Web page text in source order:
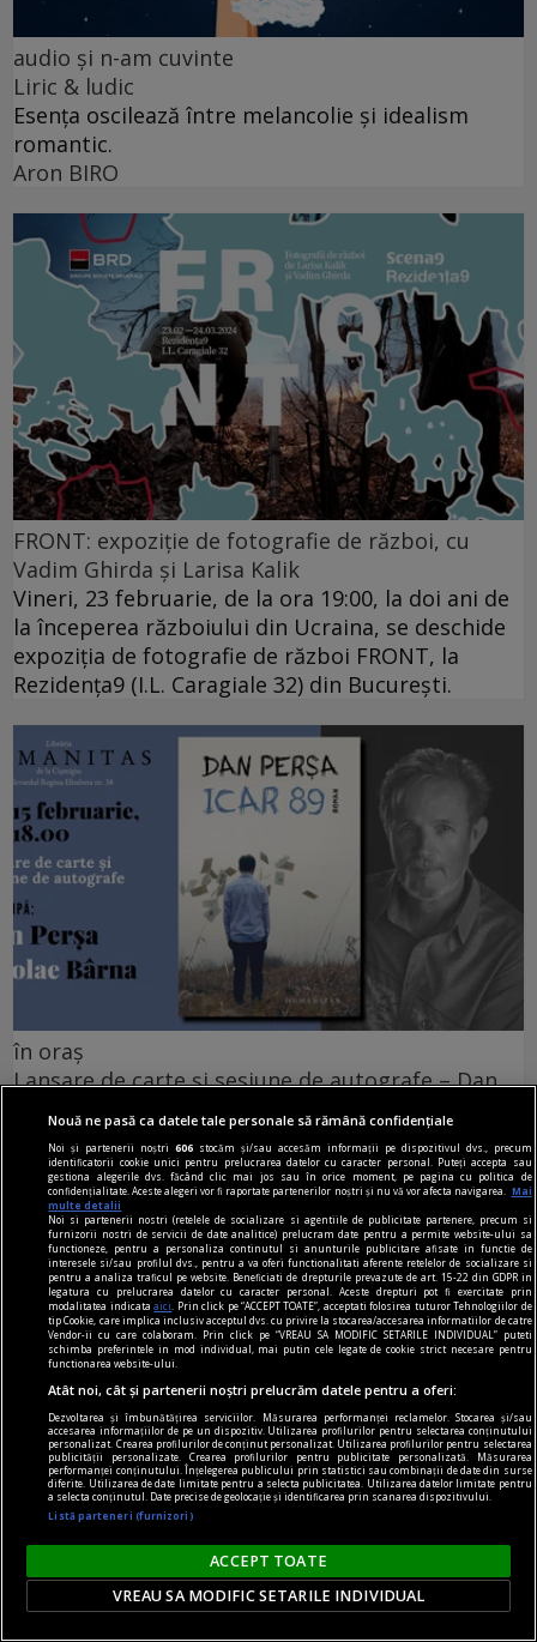
audio şi n-am cuvinte
Liric & ludic
Esența oscilează între melancolie și idealism
romantic.
Aron BIRO
FRONT: expoziție de fotografie de război, cu
Vadim Ghirda și Larisa Kalik
Vineri, 23 februarie, de la ora 19:00, la doi ani de
la începerea războiului din Ucraina, se deschide
expoziția de fotografie de război FRONT, la
Rezidența9 (I.L. Caragiale 32) din București.
în oraș
Lansare de carte și sesiune de autografe – Dan
Perșa, Icar 89
Vă invităm joi, 15 februarie, de la ora 18, la
Librăria Humanitas de la Cişmigiu (bd. Regina
Elisabeta nr. 38), la o întâlnire cu Dan Perșa,
autorul romanului Icar 89, publicat în colecția de
literatură contemporană a Editurii Humanitas.
pentru poezie
Nouă ne pasă ca datele tale personale să rămână confidențiale
Noi și partenerii noștri606 stocăm și/sau accesăm informații pe dispozitivul dvs., precum
identificatorii cookie unici pentru prelucrarea datelor cu caracter personal. Puteți accepta sau
gestiona alegerile dvs. făcând clic mai jos sau în orice moment, pe pagina cu politica de
confidențialitate. Aceste alegeri vor fi raportate partenerilor noștri și nu vă vor afecta navigarea.
Mai
multe detalii
Noi si partenerii nostri (retelele de socializare si agentiile de publicitate partenere, precum si
furnizorii nostri de servicii de date analitice) prelucram date pentru a permite website-ului sa
functioneze, pentru a personaliza continutul si anunturile publicitare afisate in functie de
interesele si/sau profilul dvs., pentru a va oferi functionalitati aferente retelelor de socializare si
pentru a analiza traficul pe website. Beneficiati de drepturile prevazute de art. 15-22 din GDPR in
legatura cu prelucrarea datelor cu caracter personal. Aceste drepturi pot fi exercitate prin
modalitatea indicataaici
. Prin click pe “ACCEPT TOATE”, acceptati folosirea tuturor Tehnologiilor de
tip Cookie, care implica inclusiv acceptul dvs. cu privire la stocarea/accesarea informatiilor de catre
Vendor-ii cu care colaboram. Prin click pe “VREAU SA MODIFIC SETARILE INDIVIDUAL” puteti
schimba preferintele in mod individual, mai putin cele legate de cookie strict necesare pentru
functionarea website-ului.
Atât noi, cât și partenerii noștri prelucrăm datele pentru a oferi:
Dezvoltarea și îmbunătățirea serviciilor. Măsurarea performanței reclamelor. Stocarea și/sau
accesarea informațiilor de pe un dispozitiv. Utilizarea profilurilor pentru selectarea conținutului
personalizat. Crearea profilurilor de conținut personalizat. Utilizarea profilurilor pentru selectarea
publicității personalizate. Crearea profilurilor pentru publicitate personalizată. Măsurarea
performanței conținutului. Înțelegerea publicului prin statistici sau combinații de date din surse
diferite. Utilizarea de date limitate pentru a selecta publicitatea. Utilizarea datelor limitate pentru
a selecta conținutul. Date precise de geolocație și identificarea prin scanarea dispozitivului.
Listă parteneri (furnizori)
ACCEPT TOATE
VREAU SA MODIFIC SETARILE INDIVIDUAL